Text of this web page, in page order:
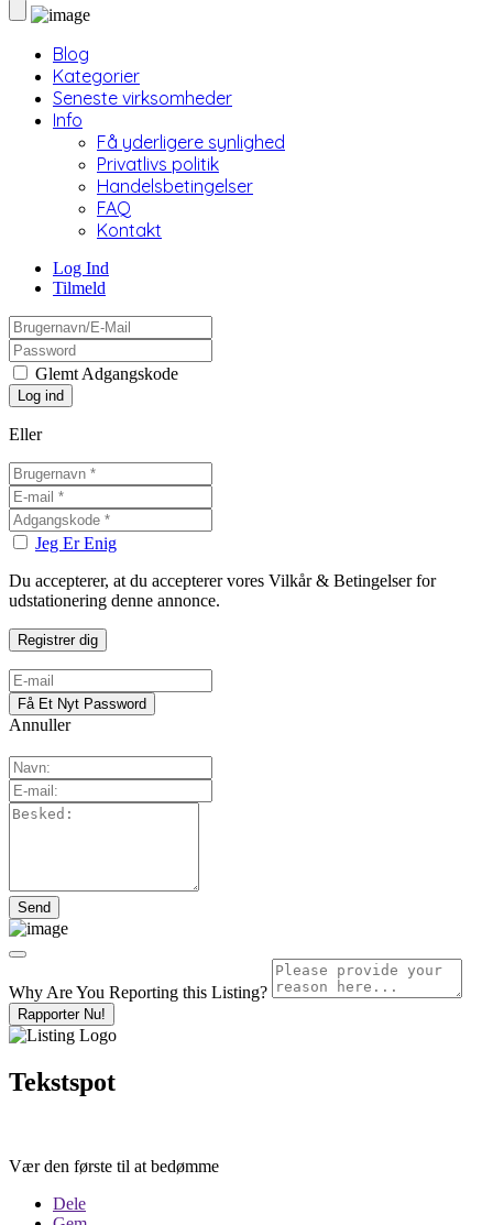
Blog
Kategorier
Seneste virksomheder
Info
Få yderligere synlighed
Privatlivs politik
Handelsbetingelser
FAQ
Kontakt
Log Ind
Tilmeld
Glemt Adgangskode
Eller
Jeg Er Enig
Du accepterer, at du accepterer vores Vilkår & Betingelser for
udstationering denne annonce.
Annuller
Why Are You Reporting this Listing?
Rapporter Nu!
Tekstspot
Vær den første til at bedømme
Dele